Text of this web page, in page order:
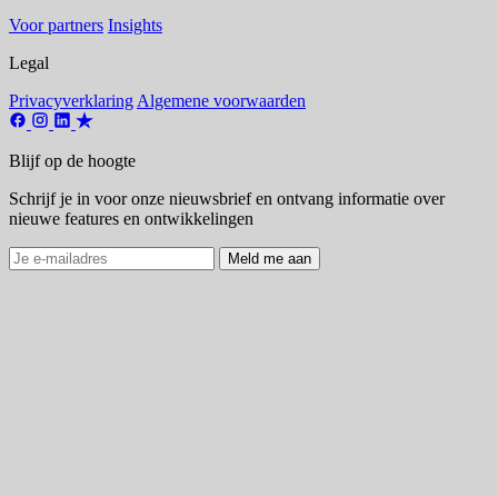
Voor partners Insights
Legal
Privacyverklaring Algemene voorwaarden
Blijf op de hoogte
Schrijf je in voor onze nieuwsbrief en ontvang informatie over
nieuwe features en ontwikkelingen
Meld me aan